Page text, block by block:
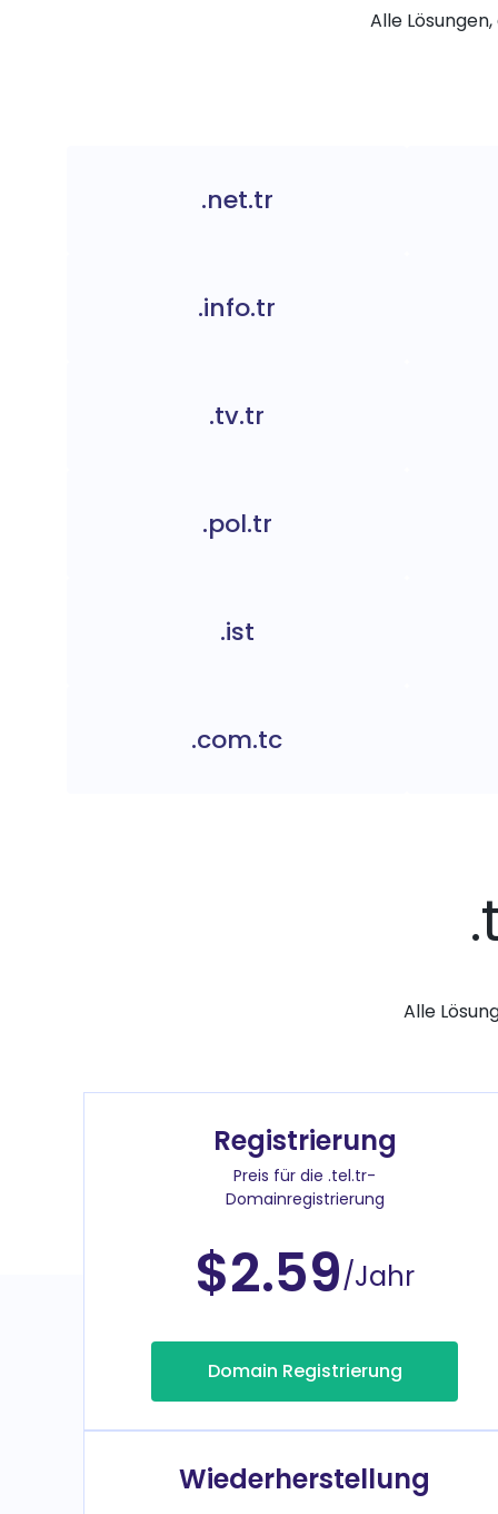
Alle
.net.tr
.info.tr
.tv.tr
.pol.tr
.ist
.com.tc
Alle
Registrierung
Preis für die .tel.tr-
Domainregistrierung
$2.59/Jahr
Domain Registrierung
Wiederherstellung